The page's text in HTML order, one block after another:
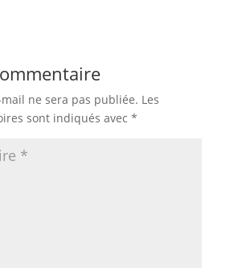
ne sera pas publiée. Les
sont indiqués avec *